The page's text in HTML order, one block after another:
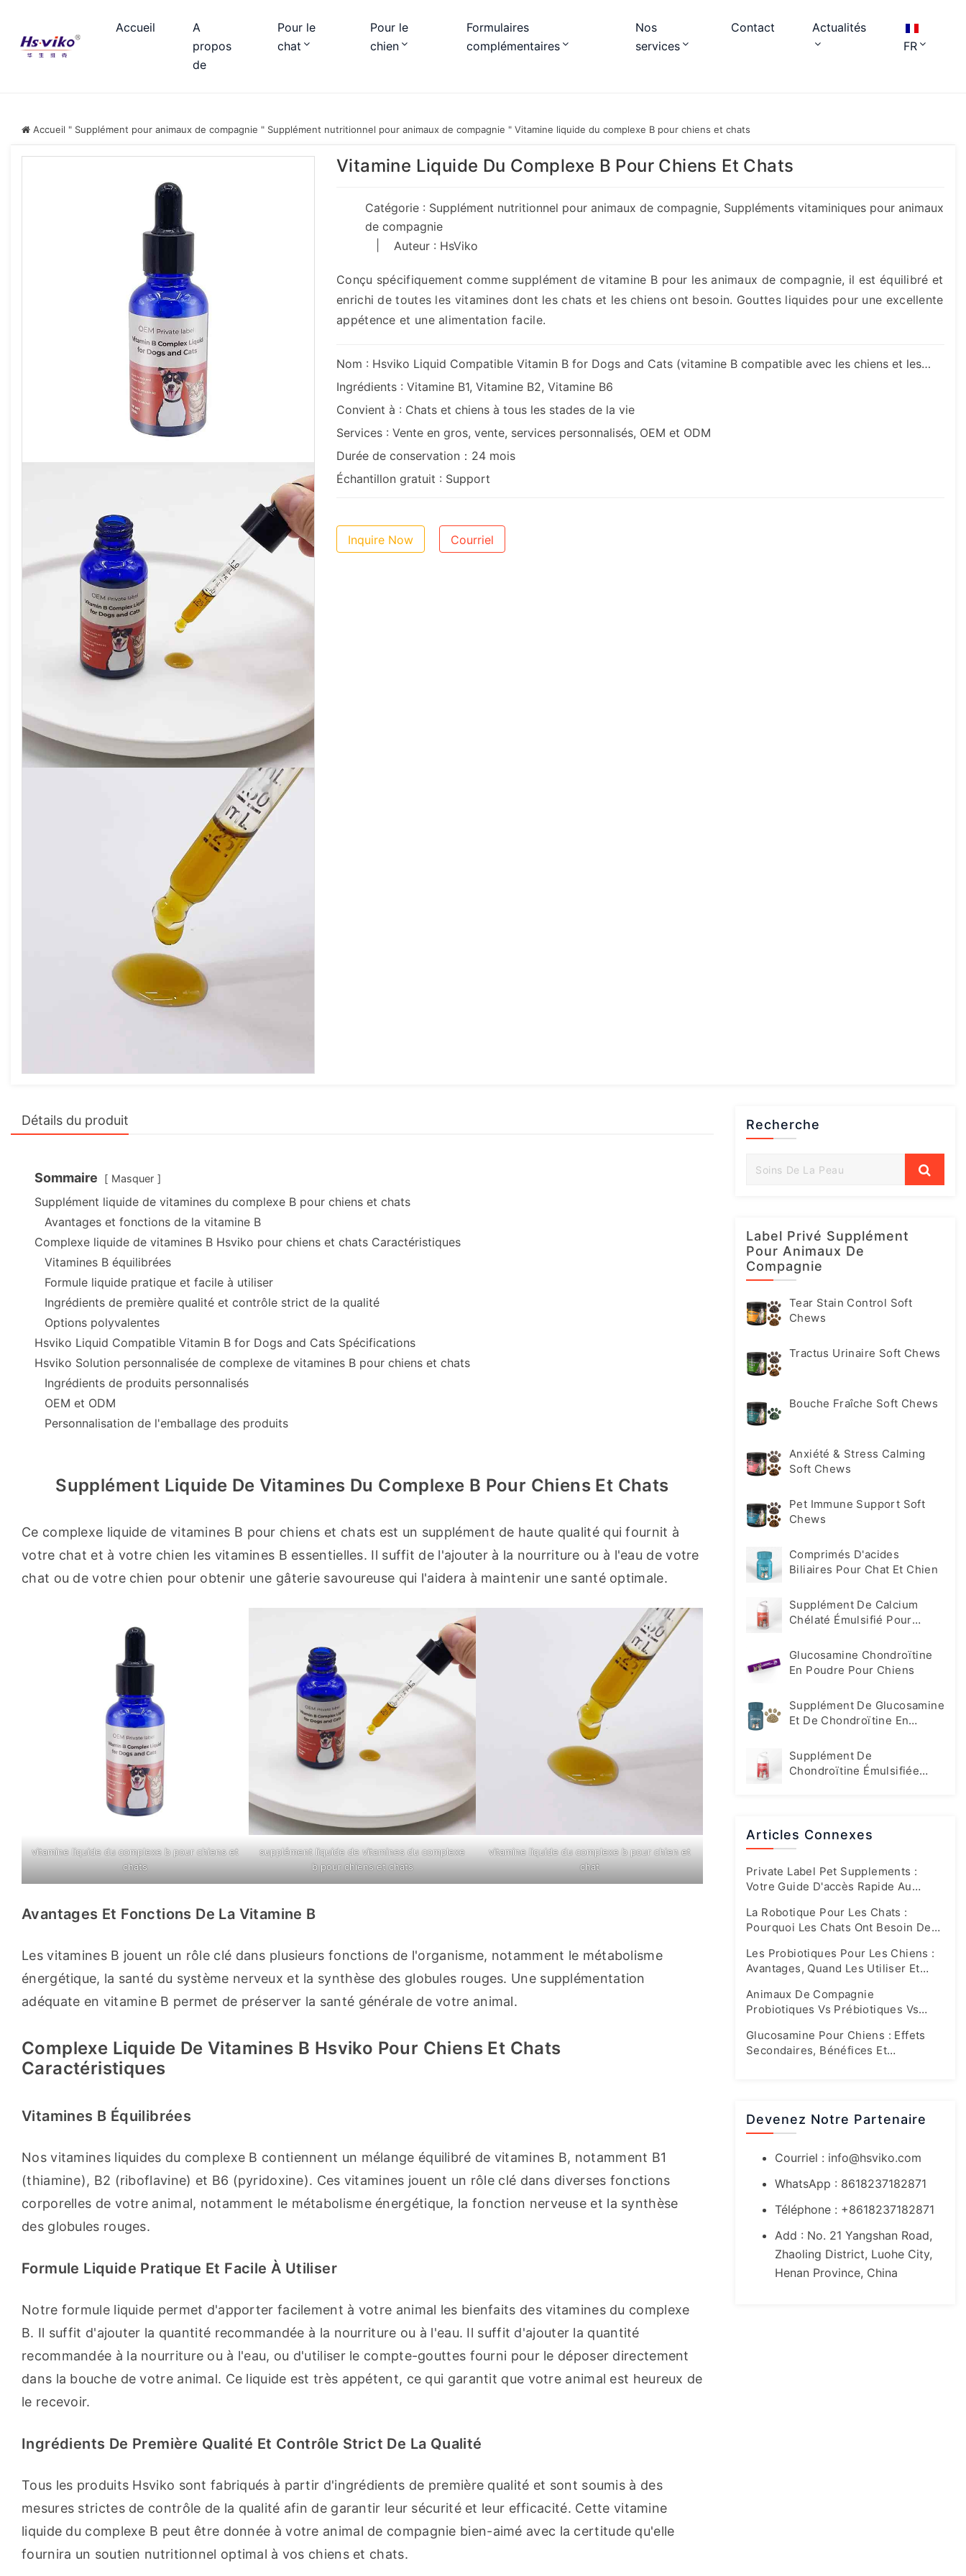
Accueil
A
propos
de
Pour le
chat
Pour le
chien
Formulaires
complémentaires
Nos
services
Contact
Actualités
FR
Accueil " Supplément pour animaux de compagnie " Supplément nutritionnel pour animaux de compagnie " Vitamine liquide du complexe B pour chiens et chats
Vitamine Liquide Du Complexe B Pour Chiens Et Chats
Catégorie : Supplément nutritionnel pour animaux de compagnie, Suppléments vitaminiques pour animaux
de compagnie
Auteur : HsViko
Conçu spécifiquement comme supplément de vitamine B pour les animaux de compagnie, il est équilibré et
enrichi de toutes les vitamines dont les chats et les chiens ont besoin. Gouttes liquides pour une excellente
appétence et une alimentation facile.
Nom : Hsviko Liquid Compatible Vitamin B for Dogs and Cats (vitamine B compatible avec les chiens et les chats)
Ingrédients : Vitamine B1, Vitamine B2, Vitamine B6
Convient à : Chats et chiens à tous les stades de la vie
Services : Vente en gros, vente, services personnalisés, OEM et ODM
Durée de conservation：24 mois
Échantillon gratuit : Support
Inquire Now Courriel
Détails du produit
Sommaire Masquer
Supplément liquide de vitamines du complexe B pour chiens et chats
Avantages et fonctions de la vitamine B
Complexe liquide de vitamines B Hsviko pour chiens et chats Caractéristiques
Vitamines B équilibrées
Formule liquide pratique et facile à utiliser
Ingrédients de première qualité et contrôle strict de la qualité
Options polyvalentes
Hsviko Liquid Compatible Vitamin B for Dogs and Cats Spécifications
Hsviko Solution personnalisée de complexe de vitamines B pour chiens et chats
Ingrédients de produits personnalisés
OEM et ODM
Personnalisation de l'emballage des produits
Supplément Liquide De Vitamines Du Complexe B Pour Chiens Et Chats
Ce complexe liquide de vitamines B pour chiens et chats est un supplément de haute qualité qui fournit à
votre chat et à votre chien les vitamines B essentielles. Il suffit de l'ajouter à la nourriture ou à l'eau de votre
chat ou de votre chien pour obtenir une gâterie savoureuse qui l'aidera à maintenir une santé optimale.
vitamine liquide du complexe b pour chiens et
chats
supplément liquide de vitamines du complexe
b pour chiens et chats
vitamine liquide du complexe b pour chien et
chat
Avantages Et Fonctions De La Vitamine B
Les vitamines B jouent un rôle clé dans plusieurs fonctions de l'organisme, notamment le métabolisme
énergétique, la santé du système nerveux et la synthèse des globules rouges. Une supplémentation
adéquate en vitamine B permet de préserver la santé générale de votre animal.
Complexe Liquide De Vitamines B Hsviko Pour Chiens Et Chats
Caractéristiques
Vitamines B Équilibrées
Nos vitamines liquides du complexe B contiennent un mélange équilibré de vitamines B, notamment B1
(thiamine), B2 (riboflavine) et B6 (pyridoxine). Ces vitamines jouent un rôle clé dans diverses fonctions
corporelles de votre animal, notamment le métabolisme énergétique, la fonction nerveuse et la synthèse
des globules rouges.
Formule Liquide Pratique Et Facile À Utiliser
Notre formule liquide permet d'apporter facilement à votre animal les bienfaits des vitamines du complexe
B. Il suffit d'ajouter la quantité recommandée à la nourriture ou à l'eau. Il suffit d'ajouter la quantité
recommandée à la nourriture ou à l'eau, ou d'utiliser le compte-gouttes fourni pour le déposer directement
dans la bouche de votre animal. Ce liquide est très appétent, ce qui garantit que votre animal est heureux de
le recevoir.
Ingrédients De Première Qualité Et Contrôle Strict De La Qualité
Tous les produits Hsviko sont fabriqués à partir d'ingrédients de première qualité et sont soumis à des
mesures strictes de contrôle de la qualité afin de garantir leur sécurité et leur efficacité. Cette vitamine
liquide du complexe B peut être donnée à votre animal de compagnie bien-aimé avec la certitude qu'elle
fournira un soutien nutritionnel optimal à vos chiens et chats.
Recherche
Label Privé Supplément
Pour Animaux De
Compagnie
Tear Stain Control Soft
Chews
Tractus Urinaire Soft Chews
Bouche Fraîche Soft Chews
Anxiété & Stress Calming
Soft Chews
Pet Immune Support Soft
Chews
Comprimés D'acides
Biliaires Pour Chat Et Chien
Supplément De Calcium
Chélaté Émulsifié Pour
Glucosamine Chondroïtine
En Poudre Pour Chiens
Supplément De Glucosamine
Et De Chondroïtine En
Supplément De
Chondroïtine Émulsifiée
Articles Connexes
Private Label Pet Supplements :
Votre Guide D'accès Rapide Au
La Robotique Pour Les Chats :
Pourquoi Les Chats Ont Besoin De
Les Probiotiques Pour Les Chiens :
Avantages, Quand Les Utiliser Et
Animaux De Compagnie
Probiotiques Vs Prébiotiques Vs
Santé De L'intestin
Glucosamine Pour Chiens : Effets
Secondaires, Bénéfices Et
Devenez Notre Partenaire
Courriel : info@hsviko.com
WhatsApp : 8618237182871
Téléphone : +8618237182871
Add : No. 21 Yangshan Road,
Zhaoling District, Luohe City,
Henan Province, China